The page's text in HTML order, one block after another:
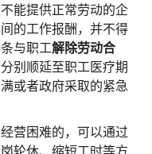
能提供正常劳动的企
的工作报酬，并不得
与职工解除劳动合
别顺延至职工医疗期
或者政府采取的紧急
营困难的，可以通过
轮休、缩短工时等方